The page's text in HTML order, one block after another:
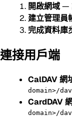
開啟網域—
建立管理員
完成資料庫
連接用戶端
CalDAV 網
domain>/
CardDAV
domain>/